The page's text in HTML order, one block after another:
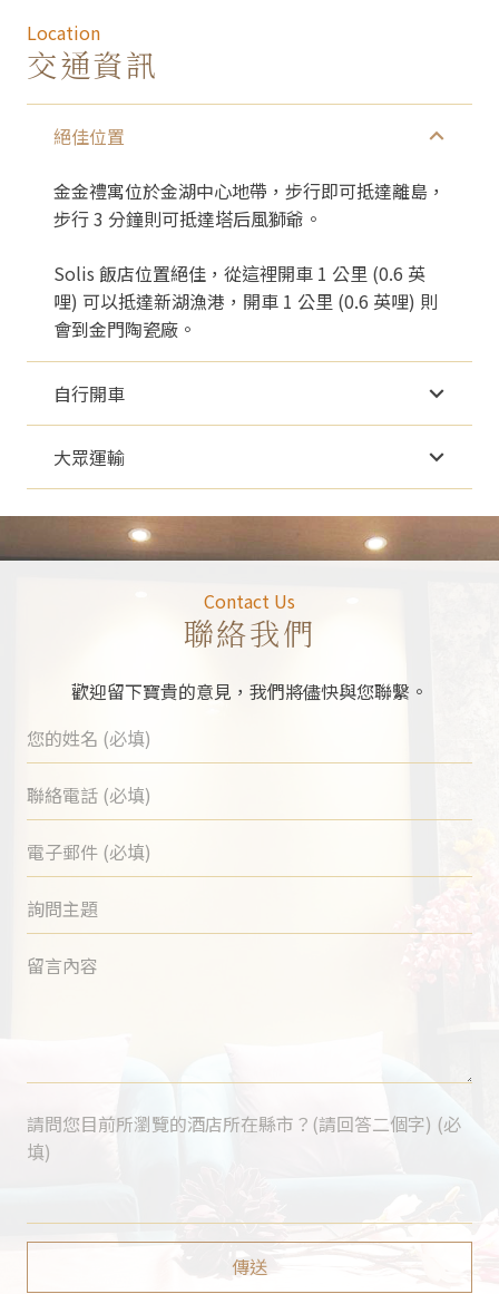
Location
交通資訊
絕佳位置
金金禮寓位於金湖中心地帶，步行即可抵達離島，
步行 3 分鐘則可抵達塔后風獅爺。
Solis 飯店位置絕佳，從這裡開車 1 公里 (0.6 英
哩) 可以抵達新湖漁港，開車 1 公里 (0.6 英哩) 則
會到金門陶瓷廠。
自行開車
大眾運輸
Contact Us
聯絡我們
歡迎留下寶貴的意見，我們將儘快與您聯繫。
請問您目前所瀏覽的酒店所在縣市？(請回答二個字) (必
填)